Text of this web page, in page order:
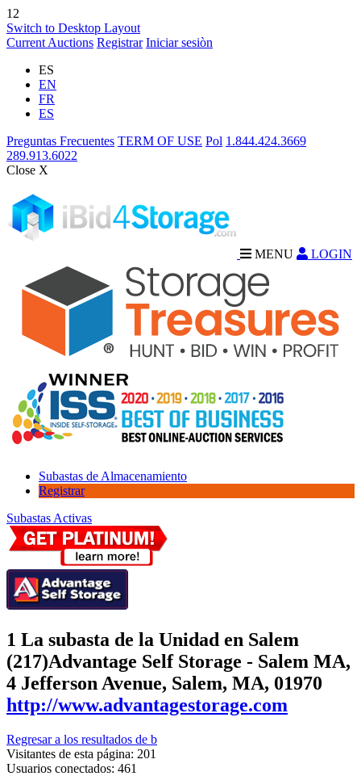
12
Switch to Desktop Layout
Current Auctions Registrar Iniciar sesiòn
ES
EN
FR
ES
Preguntas Frecuentes TERM OF USE Pol 1.844.424.3669
289.913.6022
Close X
MENU LOGIN
Subastas de Almacenamiento
Registrar
Subastas Activas
1 La subasta de la Unidad en Salem
(217)Advantage Self Storage - Salem MA,
4 Jefferson Avenue, Salem, MA, 01970
http://www.advantagestorage.com
Regresar a los resultados de b
Visitantes de esta página: 201
Usuarios conectados: 461